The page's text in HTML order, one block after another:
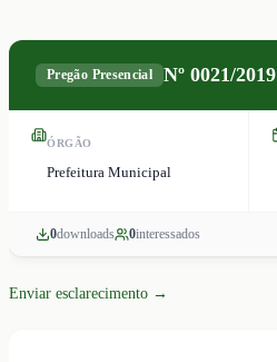
Pregão Presencial Nº0021/2019
ÓRGÃO
Prefeitura Municipal
0downloads 0interessados
Enviar esclarecimento →